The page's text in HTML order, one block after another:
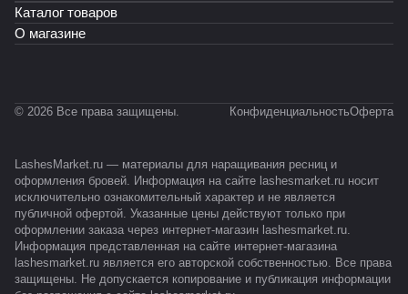
Каталог товаров
О магазине
© 2026 Все права защищены. КонфиденциальностьОферта
LashesMarket.ru — материалы для наращивания ресниц и
оформления бровей. Информация на сайте lashesmarket.ru носит
исключительно ознакомительный характер и не является
публичной офертой. Указанные цены действуют только при
оформлении заказа через интернет-магазин lashesmarket.ru.
Информация представленная на сайте интернет-магазина
lashesmarket.ru является его авторской собственностью. Все права
защищены. Не допускается копирование и публикация информации